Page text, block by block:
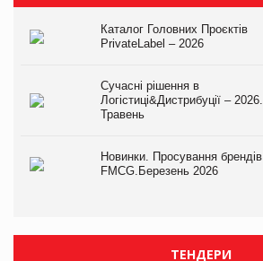
Каталог Головних Проєктів
PrivateLabel – 2026
Сучасні рішення в
Логістиці&Дистрибуції – 2026.
Травень
Новинки. Просування брендів
FMCG.Березень 2026
ТЕНДЕРИ